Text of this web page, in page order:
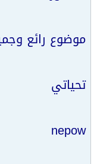
موضوع رائع
تحياتي
nepow